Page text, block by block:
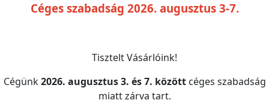
Céges szabadság 2026. augusztus 3-7.
Tisztelt Vásárlóink!
Cégünk2026. augusztus 3. és 7. közöttcéges szabadság
miatt zárva tart.